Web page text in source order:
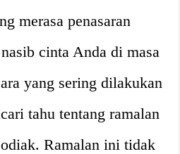
merasa penasaran
cinta Anda di masa
yang sering dilakukan
tahu tentang ramalan
Ramalan ini tidak